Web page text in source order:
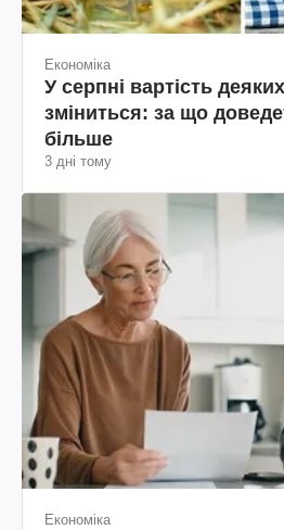
Економіка
У серпні вартість
зміниться: за що
більше
3 дні тому
Економіка